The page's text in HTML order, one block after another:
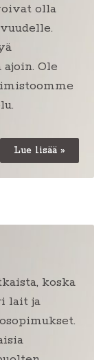
olla
Ole
Lue lisää »
koska
lait ja